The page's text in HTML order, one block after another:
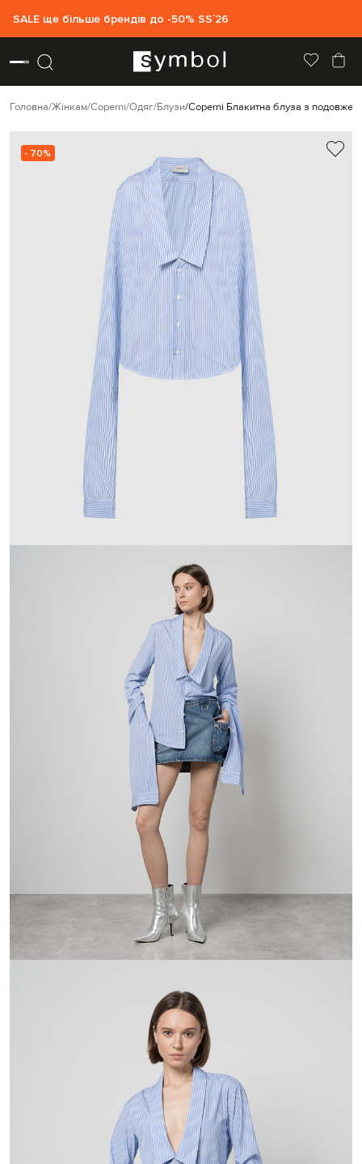
SALE ще більше брендів до -50% SS`26
Головна Жінкам Coperni Одяг Блузи Coperni Блакитна блуза з
- 70%